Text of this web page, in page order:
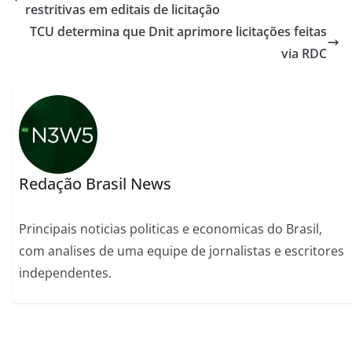
restritivas em editais de licitação
TCU determina que Dnit aprimore licitações feitas
via RDC
Redação Brasil News
Principais noticias politicas e economicas do Brasil,
com analises de uma equipe de jornalistas e escritores
independentes.